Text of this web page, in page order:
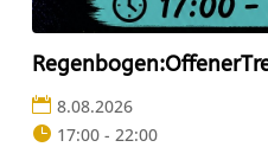
8.08.2026
17:00 - 22:00